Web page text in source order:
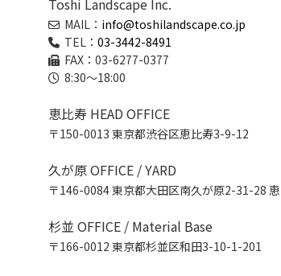
Toshi Landscape Inc.
MAIL： info@toshilandscape.co.jp
TEL： 03-3442-8491
FAX：03-6277-0377
8:30～18:00
恵比寿 HEAD OFFICE
〒150-0013 東京都渋谷区恵比寿3-9-12
久が原 OFFICE / YARD
〒146-0084 東京都大田区南久が原2-31-28
杉並 OFFICE / Material Base
〒166-0012 東京都杉並区和田3-10-1-201